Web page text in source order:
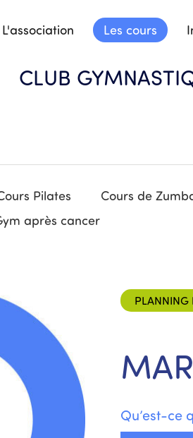
L'association Les cours
CLUB
Pilates Cours de
après cancer
PLANNING
Qu’est-ce